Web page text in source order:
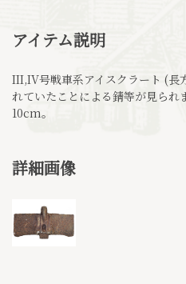
アイテム説明
III,IV号戦車系アイスクラート (長
れていたことによる錆等が見ら
10cm。
詳細画像